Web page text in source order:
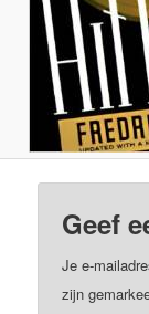
Geef
Je e-
zijn